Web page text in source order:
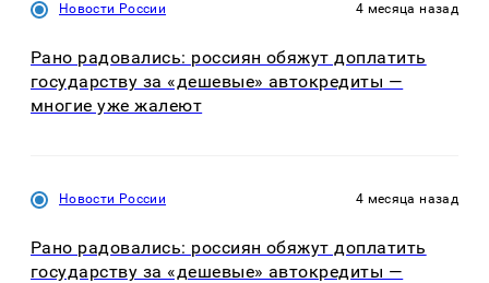
Новости России 4 месяца назад
Рано радовались: россиян обяжут доплатить
государству за «дешевые» автокредиты —
многие уже жалеют
Новости России 4 месяца назад
Рано радовались: россиян обяжут доплатить
государству за «дешевые» автокредиты —